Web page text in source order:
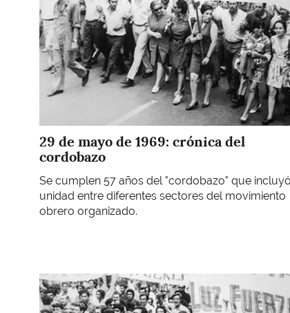
29 de mayo de 1969: crónica del
cordobazo
Se cumplen 57 años del "cordobazo" que
unidad entre diferentes sectores del movimiento
obrero organizado.
Imagen